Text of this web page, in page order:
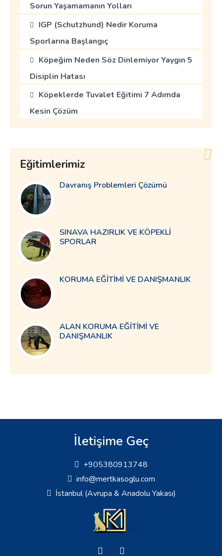
Sorun Yaşamamanın Yolları
IGP (Schutzhund) Nedir Koruma
Sporlarına Başlangıç
Köpeğim Neden Söz Dinlemiyor Yaygın 5
Disiplin Hatası
Köpeklerde Tuvalet Eğitimi 7 Adımda
Kesin Çözüm
Eğitimlerimiz
Davranış Problemleri Çözümü
SINAVA HAZIRLIK VE KÖPEKLİ
SPORLAR
KORUMA EĞİTİMİ VE DANIŞMANLIK
ALAN KORUMA EĞİTİMİ VE
DANIŞMANLIK
İletişime Geç
+905380913748
info@mertkasoglu.com
İstanbul (Avrupa & Anadolu Yakası)